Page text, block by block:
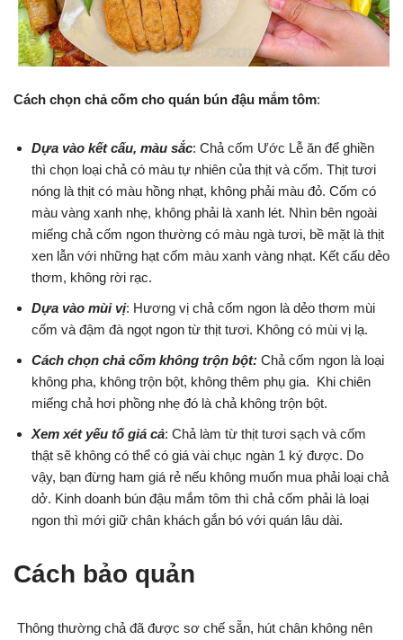
Cách chọn chả cốm cho quán bún đậu mắm tôm:
Dựa vào kết cấu, màu sắc: Chả cốm Ước Lễ ăn để ghiền
thì chọn loại chả có màu tự nhiên của thịt và cốm. Thịt tươi
nóng là thịt có màu hồng nhạt, không phải màu đỏ. Cốm có
màu vàng xanh nhẹ, không phải là xanh lét. Nhìn bên ngoài
miếng chả cốm ngon thường có màu ngà tươi, bề mặt là thịt
xen lẫn với những hạt cốm màu xanh vàng nhạt. Kết cấu dẻo
thơm, không rời rạc.
Dựa vào mùi vị: Hương vị chả cốm ngon là dẻo thơm mùi
cốm và đậm đà ngọt ngon từ thịt tươi. Không có mùi vị lạ.
Cách chọn chả cốm không trộn bột: Chả cốm ngon là loại
không pha, không trộn bột, không thêm phụ gia. Khi chiên
miếng chả hơi phồng nhẹ đó là chả không trộn bột.
Xem xét yếu tố giá cả: Chả làm từ thịt tươi sạch và cốm
thật sẽ không có thể có giá vài chục ngàn 1 ký được. Do
vậy, bạn đừng ham giá rẻ nếu không muốn mua phải loại chả
dở. Kinh doanh bún đậu mắm tôm thì chả cốm phải là loại
ngon thì mới giữ chân khách gắn bó với quán lâu dài.
Cách bảo quản
Thông thường chả đã được sơ chế sẵn, hút chân không nên